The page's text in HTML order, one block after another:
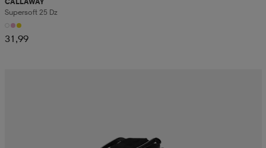
Supersoft 25 Dz
31,99